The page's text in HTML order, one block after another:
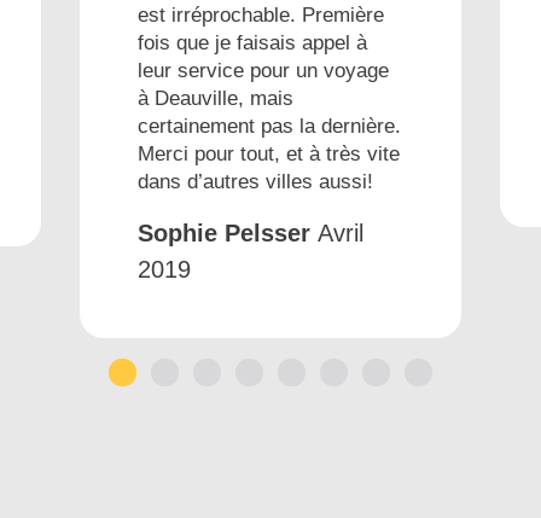
est irréprochable. Première
fois que je faisais appel à
leur service pour un voyage
à Deauville, mais
certainement pas la dernière.
Merci pour tout, et à très vite
dans d’autres villes aussi!
Sophie Pelsser Avril
2019